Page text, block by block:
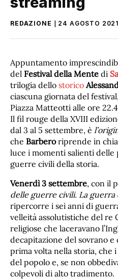
REDAZIONE 24 AGOSTO 2021
Appuntamento
del Festival della Mente di
trilogia dello storico
ciascuna giornata del
Piazza Matteotti alle ore
Il fil rouge della XVIII
dal 3 al 5 settembre, è
che Barberoriprende in
luce i momenti salienti delle
guerre civili della storia.
Venerdì 3 settembre, con il
delle guerre civili. La guerra
ripercorre i sei anni di
velleità assolutistiche del re
religiose che laceravano
decapitazione del sovrano e
prima volta nella storia, che
del popolo e, se non
colpevoli di alto tradimento.